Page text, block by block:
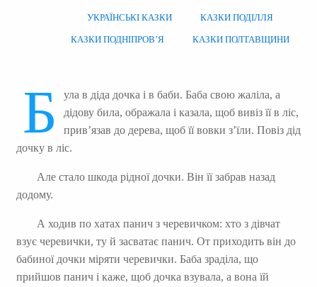
УКРАЇНСЬКІ КАЗКИ КАЗКИ ПОДІЛЛЯ
КАЗКИ ПОДНІПРОВ’Я КАЗКИ ПОЛТАВЩИНИ
Б
ула в діда дочка і в баби. Баба свою жаліла, а
дідову била, ображала і казала, щоб вивіз її в ліс,
прив’язав до дерева, щоб її вовки з’їли. Повіз дід
дочку в ліс.
Але стало шкода рідної дочки. Він її забрав назад
додому.
А ходив по хатах панич з черевичком: хто з дівчат
взує черевички, ту й засватає панич. От приходить він до
бабиної дочки міряти черевички. Баба зраділа, що
прийшов панич і каже, щоб дочка взувала, а вона їй